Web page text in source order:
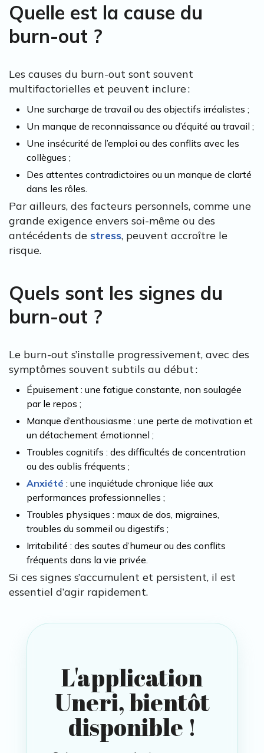
Quelle est la cause du
burn-out ?
Les causes du burn-out sont souvent
multifactorielles et peuvent inclure :
Une surcharge de travail ou des objectifs irréalistes ;
Un manque de reconnaissance ou d’équité au travail ;
Une insécurité de l’emploi ou des conflits avec les
collègues ;
Des attentes contradictoires ou un manque de clarté
dans les rôles.
Par ailleurs, des facteurs personnels, comme une
grande exigence envers soi-même ou des
antécédents de stress, peuvent accroître le
risque.
Quels sont les signes du
burn-out ?
Le burn-out s’installe progressivement, avec des
symptômes souvent subtils au début :
Épuisement : une fatigue constante, non soulagée
par le repos ;
Manque d’enthousiasme : une perte de motivation et
un détachement émotionnel ;
Troubles cognitifs : des difficultés de concentration
ou des oublis fréquents ;
Anxiété : une inquiétude chronique liée aux
performances professionnelles ;
Troubles physiques : maux de dos, migraines,
troubles du sommeil ou digestifs ;
Irritabilité : des sautes d’humeur ou des conflits
fréquents dans la vie privée.
Si ces signes s’accumulent et persistent, il est
essentiel d’agir rapidement.
L'application
Uneri, bientôt
disponible !